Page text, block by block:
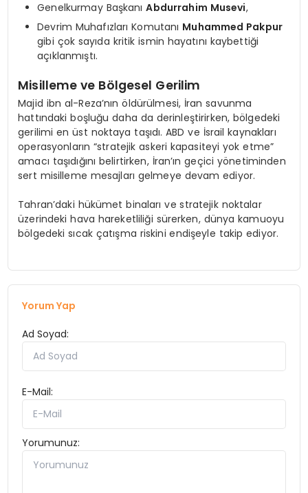
Genelkurmay BaşkanıAbdurrahim Musevi,
Devrim Muhafızları Komutanı Muhammed Pakpur
gibi çok sayıda kritik ismin hayatını kaybettiği
açıklanmıştı.
Misilleme ve Bölgesel Gerilim
Majid ibn al-Reza’nın öldürülmesi, İran savunma
hattındaki boşluğu daha da derinleştirirken, bölgedeki
gerilimi en üst noktaya taşıdı. ABD ve İsrail kaynakları
operasyonların “stratejik askeri kapasiteyi yok etme”
amacı taşıdığını belirtirken, İran’ın geçici yönetiminden
sert misilleme mesajları gelmeye devam ediyor.
Tahran’daki hükümet binaları ve stratejik noktalar
üzerindeki hava hareketliliği sürerken, dünya kamuoyu
bölgedeki sıcak çatışma riskini endişeyle takip ediyor.
Yorum Yap
Ad Soyad:
E-Mail:
Yorumunuz: